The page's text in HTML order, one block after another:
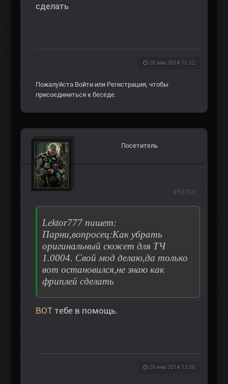
сделать
28 янв 2014 15:12
Пожалуйста Войти или Регистрация , чтобы
присоединиться к беседе.
Посетитель
Lektor777 пишет:
Парни,вопросец:Как убрать
оригинальный сюжет для ТЧ
1.0004. Свой мод делаю,да только
вот остановился,не знаю как
фриплей сделать
ВОТ тебе в помощь.
29 янв 2014 13:58
#53763